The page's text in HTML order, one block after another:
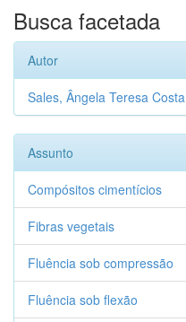
Busca facetada
Autor
Sales, Ângela Teresa Costa
Assunto
Compósitos cimentícios
Fibras vegetais
Fluência sob compressão
Fluência sob flexão